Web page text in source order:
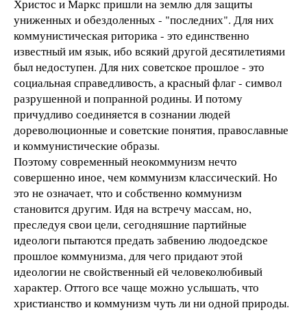
Христос и Маркс пришли на землю для защиты
униженных и обездоленных - "последних". Для них
коммунистическая риторика - это единственно
известный им язык, ибо всякий другой десятилетиями
был недоступен. Для них советское прошлое - это
социальная справедливость, а красный флаг - символ
разрушенной и попранной родины. И потому
причудливо соединяется в сознании людей
дореволюционные и советские понятия, православные
и коммунистические образы.
Поэтому современный неокоммунизм нечто
совершенно иное, чем коммунизм классический. Но
это не означает, что и собственно коммунизм
становится другим. Идя на встречу массам, но,
преследуя свои цели, сегодняшние партийные
идеологи пытаются предать забвению людоедское
прошлое коммунизма, для чего придают этой
идеологии не свойственный ей человеколюбивый
характер. Оттого все чаще можно услышать, что
христианство и коммунизм чуть ли ни одной природы.